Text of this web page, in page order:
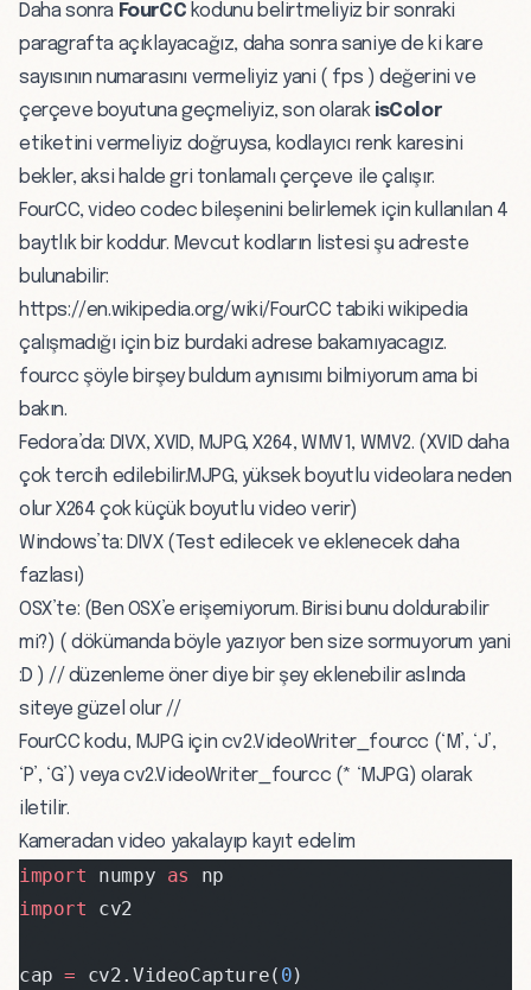
Daha sonra FourCC kodunu belirtmeliyiz bir sonraki
paragrafta açıklayacağız, daha sonra saniye de ki kare
sayısının numarasını vermeliyiz yani ( fps ) değerini ve
çerçeve boyutuna geçmeliyiz, son olarak isColor
etiketini vermeliyiz doğruysa, kodlayıcı renk karesini
bekler, aksi halde gri tonlamalı çerçeve ile çalışır.
FourCC, video codec bileşenini belirlemek için kullanılan 4
baytlık bir koddur. Mevcut kodların listesi şu adreste
bulunabilir:
https://en.wikipedia.org/wiki/FourCC tabiki wikipedia
çalışmadığı için biz burdaki adrese bakamıyacagız.
fourcc şöyle birşey buldum aynısımı bilmiyorum ama bi
bakın.
Fedora’da: DIVX, XVID, MJPG, X264, WMV1, WMV2. (XVID daha
çok tercih edilebilir.MJPG, yüksek boyutlu videolara neden
olur X264 çok küçük boyutlu video verir)
Windows’ta: DIVX (Test edilecek ve eklenecek daha
fazlası)
OSX’te: (Ben OSX’e erişemiyorum. Birisi bunu doldurabilir
mi?) ( dökümanda böyle yazıyor ben size sormuyorum yani
:D ) // düzenleme öner diye bir şey eklenebilir aslında
siteye güzel olur //
FourCC kodu, MJPG için cv2.VideoWriter_fourcc (‘M’, ‘J’,
‘P’, ‘G’) veya cv2.VideoWriter_fourcc (* ‘MJPG) olarak
iletilir.
Kameradan video yakalayıp kayıt edelim
import numpy as
np
import cv2
cap = cv2.VideoCapture( 0)